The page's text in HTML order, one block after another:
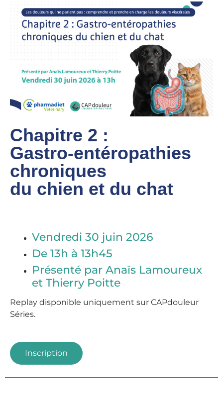
Chapitre 2 :
Gastro-entéropathies
chroniques
du chien et du chat
Vendredi 30 juin 2026
De 13h à 13h45
Présenté par Anaïs Lamoureux
et Thierry Poitte
Replay disponible uniquement sur CAPdouleur
Séries.
Inscription